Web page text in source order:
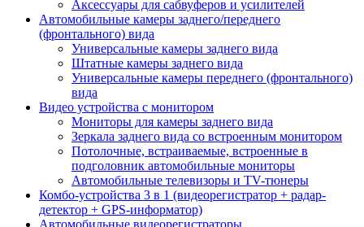
Аксессуары для сабвуферов и усилителей
Автомобильные камеры заднего/переднего
(фронтального) вида
Универсальные камеры заднего вида
Штатные камеры заднего вида
Универсальные камеры переднего (фронтального)
вида
Видео устройства c монитором
Мониторы для камеры заднего вида
Зеркала заднего вида со встроенным монитором
Потолочные, встраиваемые, встроенные в
подголовник автомобильные мониторы
Автомобильные телевизоры и TV-тюнеры
Комбо-устройства 3 в 1 (видеорегистратор + радар-
детектор + GPS-информатор)
Автомобильные видеорегистраторы